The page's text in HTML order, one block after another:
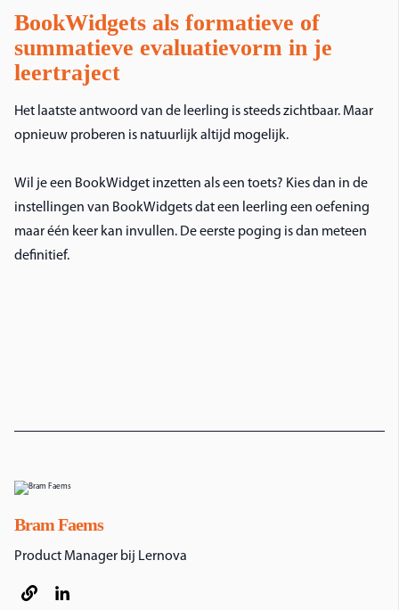
BookWidgets als formatieve of
summatieve evaluatievorm in je
leertraject
Het laatste antwoord van de leerling is steeds zichtbaar. Maar
opnieuw proberen is natuurlijk altijd mogelijk.
Wil je een BookWidget inzetten als een toets? Kies dan in de
instellingen van BookWidgets dat een leerling een oefening
maar één keer kan invullen. De eerste poging is dan meteen
definitief.
Bram Faems
Product Manager bij Lernova